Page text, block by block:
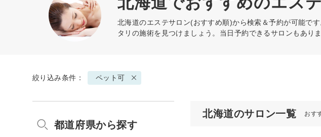
北海道のエステサロン(おすすめ順)から検索＆予約が可能で
タリの施術を見つけましょう。当日予約できるサロンもありま
絞り込み条件： ペット可
北海道のサロン一覧 おす
都道府県から探す